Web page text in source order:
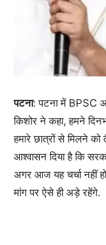
पटना: पटना में BPSC
किशोर ने कहा, हमने
हमारे छात्रों से मिलने
आश्वासन दिया है कि
अगर आज यह चर्चा नहीं
मांग पर ऐसे ही अड़े रहेंगे.